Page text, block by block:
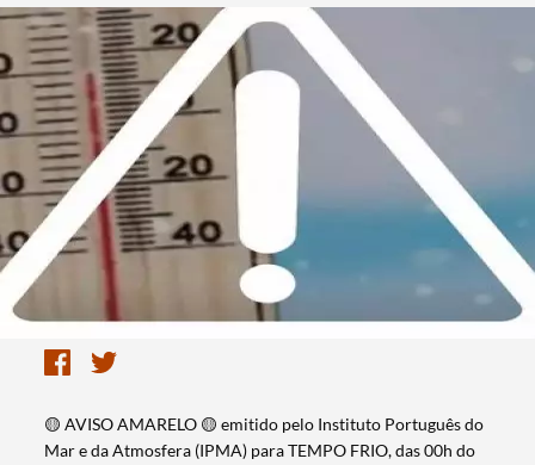
🟡 AVISO AMARELO 🟡 emitido pelo Instituto Português do
Mar e da Atmosfera (IPMA) para TEMPO FRIO, das 00h do